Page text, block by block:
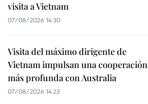
visita a Vietnam
07/08/2026 14:30
Visita del máximo dirigente de
Vietnam impulsan una cooperación
más profunda con Australia
07/08/2026 14:23